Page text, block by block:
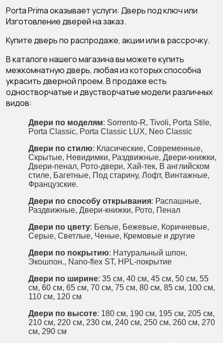
Porta Prima оказывает услуги: Дверь под ключили
Изготовление дверей на заказ.
Купите дверь по распродаже, акцииили в рассрочку.
В каталоге нашего магазина вы можетекупить
межкомнатную дверь, любая из которых способна
украсить дверной проем. В продаже есть
одностворчатые и двустворчатые модели различных
видов:
Двери по моделям: Sorrento-R, Tivoli, Porta Stile,
Porta Classic, Porta Classic LUX, Neo Classic
Двери по стилю: Класические, Современные,
Скрытые, Невидимки, Раздвижные, Двери-книжки,
Двери-пенал, Рото-двери, Хай-тек, В английском
стиле, Багетные, Под старину, Лофт, Винтажные,
Французские.
Двери по способу открывания: Распашные,
Раздвижные, Двери-книжки, Рото, Пенал
Двери по цвету: Белые, Бежевые, Коричневые,
Серые, Светлые, Ченые, Кремовые и другие
Двери по покрытию: Натуральный шпон,
Экошпон., Nano-flex ST, HPL-покрытие
Двери по ширине: 35 см, 40 см, 45 см, 50 см, 55
см, 60 см, 65 см, 70 см, 75 см, 80 см, 85 см, 100 см,
110 см, 120 см
Двери по высоте: 180 см, 190 см, 195 см, 205 см,
210 см, 220 см, 230 см, 240 см, 250 см, 260 см, 270
см, 290 см